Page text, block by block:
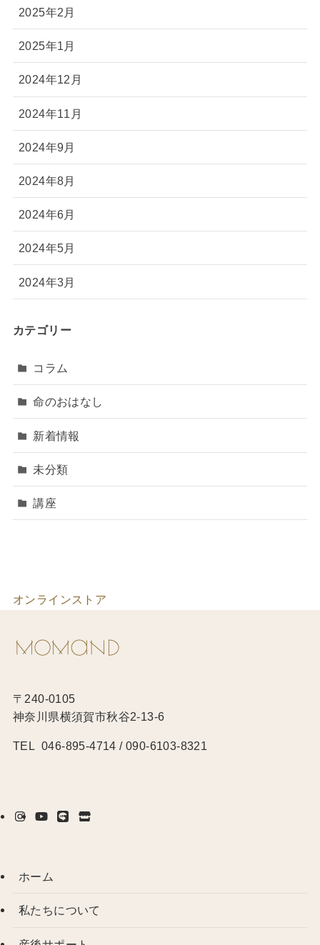
2025年2月
2025年1月
2024年12月
2024年11月
2024年9月
2024年8月
2024年6月
2024年5月
2024年3月
カテゴリー
コラム
命のおはなし
新着情報
未分類
講座
オンラインストア
〒240-0105
神奈川県横須賀市秋谷2-13-6
TEL 046-895-4714 / 090-6103-8321
ホーム
私たちについて